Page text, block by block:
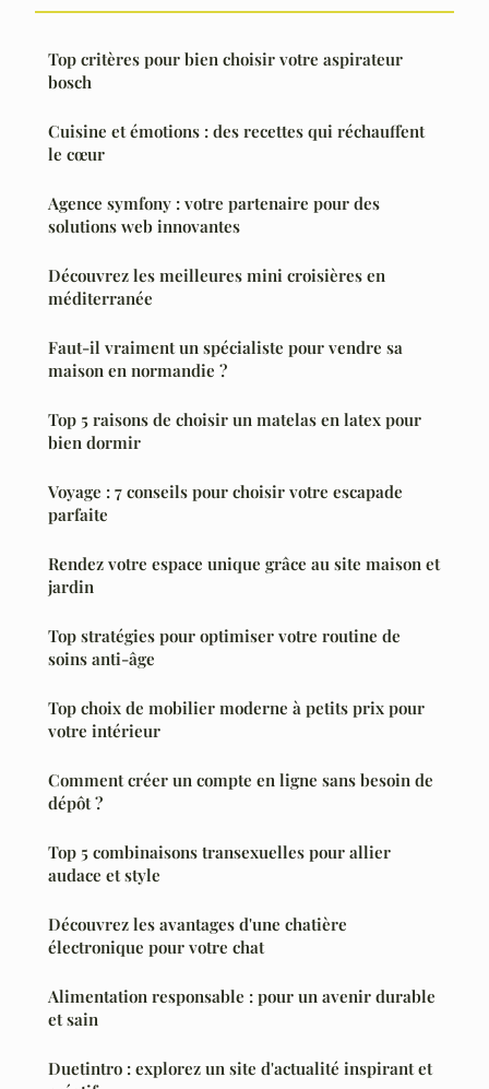
Top critères pour bien choisir votre aspirateur
bosch
Cuisine et émotions : des recettes qui réchauffent
le cœur
Agence symfony : votre partenaire pour des
solutions web innovantes
Découvrez les meilleures mini croisières en
méditerranée
Faut-il vraiment un spécialiste pour vendre sa
maison en normandie ?
Top 5 raisons de choisir un matelas en latex pour
bien dormir
Voyage : 7 conseils pour choisir votre escapade
parfaite
Rendez votre espace unique grâce au site maison et
jardin
Top stratégies pour optimiser votre routine de
soins anti-âge
Top choix de mobilier moderne à petits prix pour
votre intérieur
Comment créer un compte en ligne sans besoin de
dépôt ?
Top 5 combinaisons transexuelles pour allier
audace et style
Découvrez les avantages d'une chatière
électronique pour votre chat
Alimentation responsable : pour un avenir durable
et sain
Duetintro : explorez un site d'actualité inspirant et